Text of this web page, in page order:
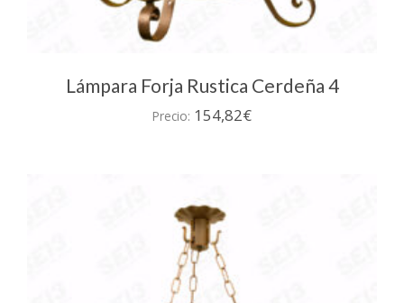
Lámpara Forja Rustica Cerdeña 4
Precio: 154,82€